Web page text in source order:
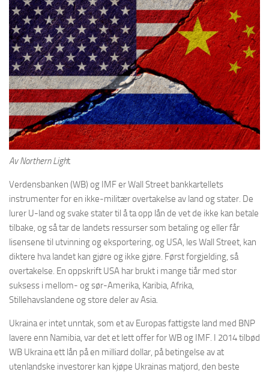
Av Northern Light
Verdensbanken (WB) og IMF er Wall Street bankkartellets
instrumenter for en ikke-militær overtakelse av land og stater. De
lurer U-land og svake stater til å ta opp lån de vet de ikke kan betale
tilbake, og så tar de landets ressurser som betaling og eller får
lisensene til utvinning og eksportering, og USA, les Wall Street, kan
diktere hva landet kan gjøre og ikke gjøre. Først forgjelding, så
overtakelse. En oppskrift USA har brukt i mange tiår med stor
suksess i mellom- og sør-Amerika, Karibia, Afrika,
Stillehavslandene og store deler av Asia.
Ukraina er intet unntak, som et av Europas fattigste land med BNP
lavere enn Namibia, var det et lett offer for WB og IMF. I 2014 tilbød
WB Ukraina ett lån på en milliard dollar, på betingelse av at
utenlandske investorer kan kjøpe Ukrainas matjord, den beste